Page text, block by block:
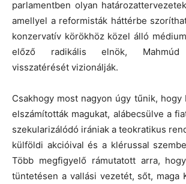
parlamentben olyan
amellyel a reformisták háttérbe
konzervatív körökhöz közel álló
előző radikális elnök, Mahmúd
visszatérését vizionálják.
Csakhogy most nagyon úgy tűnik, hogy
elszámították magukat, alábecsülve a
szekularizálódó irániak a teokratikus
külföldi akcióival és a klérussal
Több megfigyelő rámutatott arra,
tüntetésen a vallási vezetét, sőt, maga